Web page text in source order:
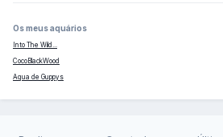
Os meus aquários
Into The Wild...
CocoBlackWood
Aqua de Guppys